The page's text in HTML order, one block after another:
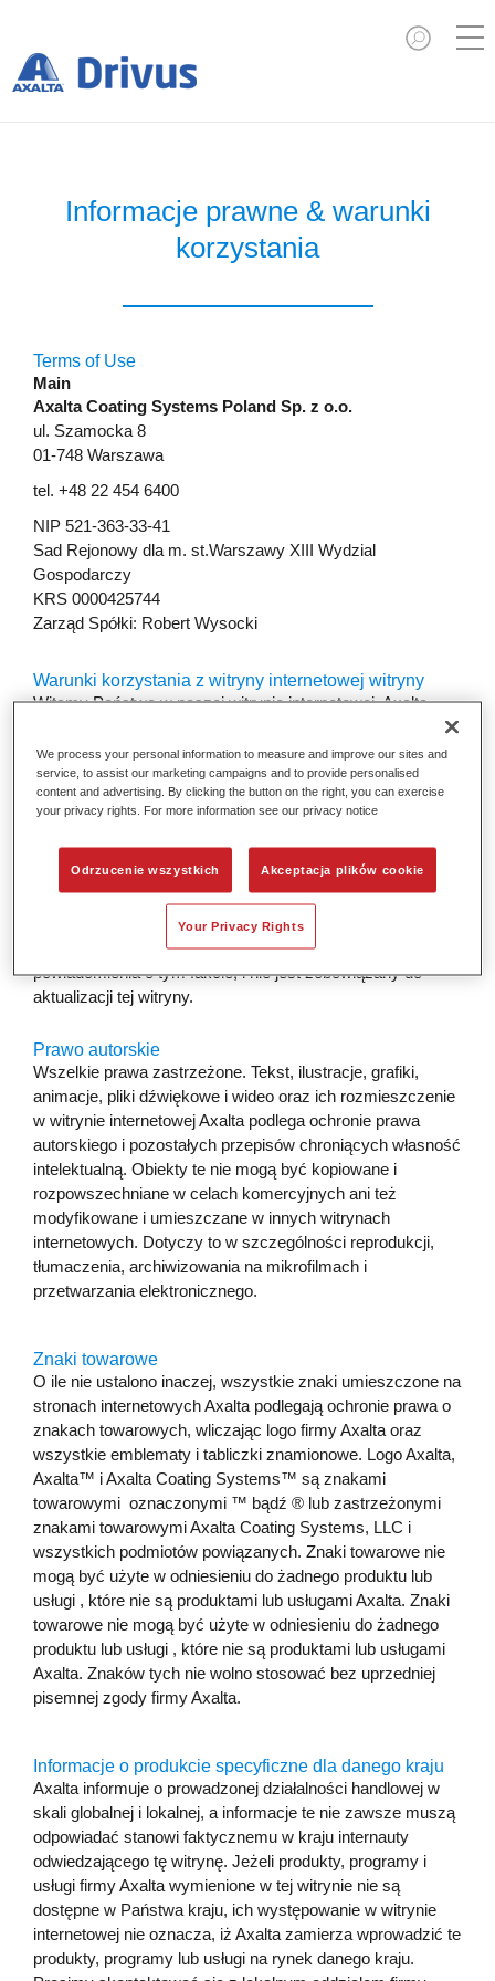
Informacje prawne & warunki
korzystania
Terms of Use
Main
Axalta Coating Systems Poland Sp. z o.o.
ul. Szamocka 8
01-748 Warszawa
tel. +48 22 454 6400
NIP 521-363-33-41
Sad Rejonowy dla m. st.Warszawy XIII Wydzial
Gospodarczy
KRS 0000425744
Zarząd Spółki: Robert Wysocki
Warunki korzystania z witryny internetowej witryny
Witamy Państwa w naszej witrynie internetowej. Axalta
oferuje korzystanie z tej witryny na podstawie poniższych
warunków. Korzystając z tej witryny wyrażają Państwo
zgodę na przyjęcie wymienionych poniżej warunków. W
razie pytań w sprawie warunków korzystania z witryny
Informacja
Axalta zastrzega sobie prawo do zmiany i/lub usuwania
informacji w tej witrynie częściowo lub w całości, w każdej
chwili i według własnego uznania, bez konieczności
powiadomienia o tym fakcie, i nie jest zobowiązany do
aktualizacji tej witryny.
Prawo autorskie
Wszelkie prawa zastrzeżone. Tekst, ilustracje, grafiki,
animacje, pliki dźwiękowe i wideo oraz ich rozmieszczenie
w witrynie internetowej Axalta podlega ochronie prawa
autorskiego i pozostałych przepisów chroniących własność
intelektualną. Obiekty te nie mogą być kopiowane i
rozpowszechniane w celach komercyjnych ani też
modyfikowane i umieszczane w innych witrynach
internetowych. Dotyczy to w szczególności reprodukcji,
tłumaczenia, archiwizowania na mikrofilmach i
przetwarzania elektronicznego.
Znaki towarowe
O ile nie ustalono inaczej, wszystkie znaki umieszczone na
stronach internetowych Axalta podlegają ochronie prawa o
znakach towarowych, wliczając logo firmy Axalta oraz
wszystkie emblematy i tabliczki znamionowe. Logo Axalta,
Axalta™ i Axalta Coating Systems™ są znakami
towarowymi oznaczonymi ™ bądź ® lub zastrzeżonymi
znakami towarowymi Axalta Coating Systems, LLC i
wszystkich podmiotów powiązanych. Znaki towarowe nie
mogą być użyte w odniesieniu do żadnego produktu lub
usługi , które nie są produktami lub usługami Axalta. Znaki
towarowe nie mogą być użyte w odniesieniu do żadnego
produktu lub usługi , które nie są produktami lub usługami
Axalta. Znaków tych nie wolno stosować bez uprzedniej
pisemnej zgody firmy Axalta.
Informacje o produkcie specyficzne dla danego kraju
Axalta informuje o prowadzonej działalności handlowej w
skali globalnej i lokalnej, a informacje te nie zawsze muszą
odpowiadać stanowi faktycznemu w kraju internauty
odwiedzającego tę witrynę. Jeżeli produkty, programy i
usługi firmy Axalta wymienione w tej witrynie nie są
dostępne w Państwa kraju, ich występowanie w witrynie
internetowej nie oznacza, iż Axalta zamierza wprowadzić te
produkty, programy lub usługi na rynek danego kraju.
We process your personal information to measure and improve our sites and
service, to assist our marketing campaigns and to provide personalised
content and advertising. By clicking the button on the right, you can exercise
your privacy rights. For more information see our privacy notice
Odrzucenie wszystkich Akceptacja plików cookie
Your Privacy Rights